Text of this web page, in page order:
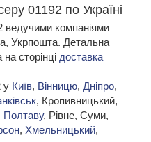
01192 по Україні
ведучими компаніями
Укрпошта. Детальна
сторінці доставка
у Київ, Вінницю, Дніпро,
, Кропивницький,
Полтаву, Рівне, Суми,
, Хмельницький,